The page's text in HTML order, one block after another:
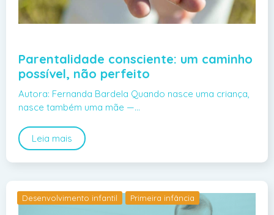
Parentalidade consciente: um caminho
possível, não perfeito
Autora: Fernanda Bardela Quando nasce uma criança,
nasce também uma mãe —…
Leia mais
Desenvolvimento infantil Primeira infância